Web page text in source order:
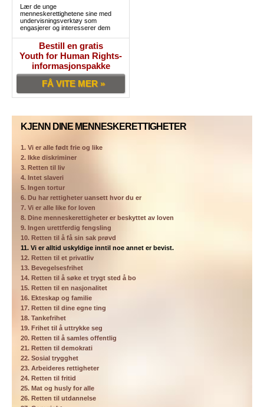
Lær de unge
menneskerettighetene sine med
undervisningsverktøy som
engasjerer og interesserer dem
Bestill en gratis
Youth for Human Rights-
informasjonspakke
FÅ VITE MER »
KJENN DINE MENNESKERETTIGHETER
1. Vi er alle født frie og like
2. Ikke diskriminer
3. Retten til liv
4. Intet slaveri
5. Ingen tortur
6. Du har rettigheter uansett hvor du er
7. Vi er alle like for loven
8. Dine menneskerettigheter er beskyttet av loven
9. Ingen urettferdig fengsling
10. Retten til å få sin sak prøvd
11. Vi er alltid uskyldige inntil noe annet er bevist.
12. Retten til et privatliv
13. Bevegelsesfrihet
14. Retten til å søke et trygt sted å bo
15. Retten til en nasjonalitet
16. Ekteskap og familie
17. Retten til dine egne ting
18. Tankefrihet
19. Frihet til å uttrykke seg
20. Retten til å samles offentlig
21. Retten til demokrati
22. Sosial trygghet
23. Arbeideres rettigheter
24. Retten til fritid
25. Mat og husly for alle
26. Retten til utdannelse